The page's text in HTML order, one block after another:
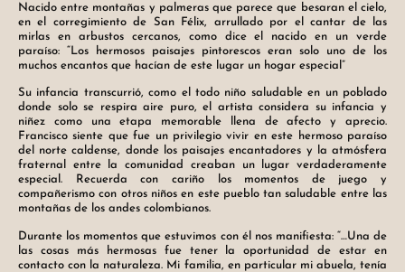
Nacido entre montañas y palmeras que parece que besaran el cielo,
en el corregimiento de San Félix, arrullado por el cantar de las
mirlas en arbustos cercanos, como dice el nacido en un verde
paraíso: “Los hermosos paisajes pintorescos eran solo uno de los
muchos encantos que hacían de este lugar un hogar especial”
Su infancia transcurrió, como el todo niño saludable en un poblado
donde solo se respira aire puro, el artista considera su infancia y
niñez como una etapa memorable llena de afecto y aprecio.
Francisco siente que fue un privilegio vivir en este hermoso paraíso
del norte caldense, donde los paisajes encantadores y la atmósfera
fraternal entre la comunidad creaban un lugar verdaderamente
especial. Recuerda con cariño los momentos de juego y
compañerismo con otros niños en este pueblo tan saludable entre las
montañas de los andes colombianos.
Durante los momentos que estuvimos con él nos manifiesta: “…Una de
las cosas más hermosas fue tener la oportunidad de estar en
contacto con la naturaleza. Mi familia, en particular mi abuela, tenía